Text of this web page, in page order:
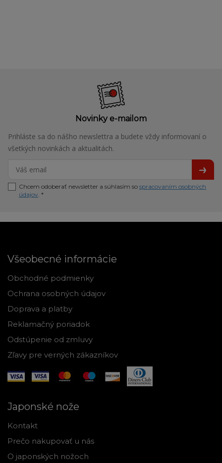
Novinky e-mailom
Prihláste sa do nášho newslettra a budete vždy informovaní o
všetkých novinkách a aktualitách.
Chcem odoberať newsletter a súhlasím so spracovaním osobných
údajov. *
Všeobecné informácie
Obchodné podmienky
Ochrana osobných údajov
Doprava a platby
Reklamačný poriadok
Odstúpenie od zmluvy
Zľavy pre verných zákazníkov
Japonské nože
Kontakt
Prečo nakupovať u nás
O japonských nožoch